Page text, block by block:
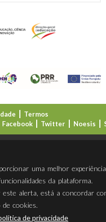
Termos
Facebook Twitter Noesis
uma melhor
da plataforma.
alerta, está a concordar
de cookies.
de privacidade